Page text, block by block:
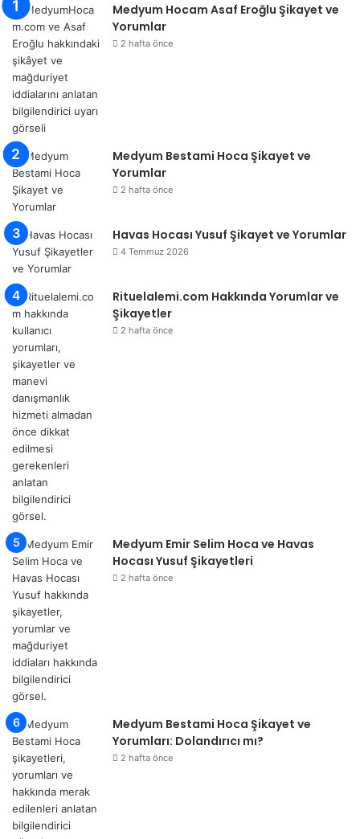
Medyum Hocam Asaf Eroğlu Şikayet ve
Yorumlar
2 hafta önce
Medyum Bestami Hoca Şikayet ve
Yorumlar
2 hafta önce
Havas Hocası Yusuf Şikayet ve Yorumlar
4 Temmuz 2026
Rituelalemi.com Hakkında Yorumlar ve
Şikayetler
2 hafta önce
Medyum Emir Selim Hoca ve Havas
Hocası Yusuf Şikayetleri
2 hafta önce
Medyum Bestami Hoca Şikayet ve
Yorumları: Dolandırıcı mı?
2 hafta önce